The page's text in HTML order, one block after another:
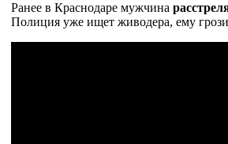
Ранее в Краснодаре мужчина
Полиция уже ищет живодера, ему